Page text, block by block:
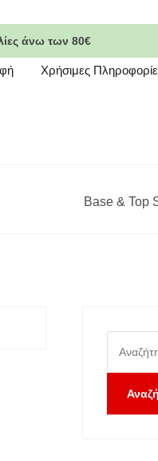
άνω των 80€
Χρήσιμες
Base & Top
για: